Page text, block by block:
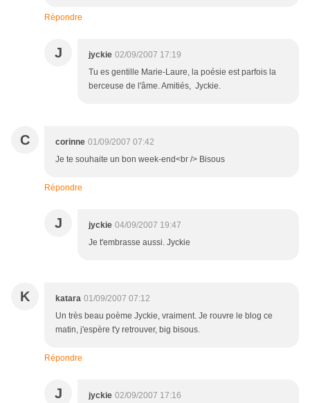
Répondre
J jyckie 02/09/2007 17:19
Tu es gentille Marie-Laure, la poésie est parfois la
berceuse de l'âme. Amitiés, Jyckie.
C corinne 01/09/2007 07:42
Je te souhaite un bon week-end<br /> Bisous
Répondre
J jyckie 04/09/2007 19:47
Je t'embrasse aussi. Jyckie
K katara 01/09/2007 07:12
Un très beau poème Jyckie, vraiment. Je rouvre le blog ce
matin, j'espère t'y retrouver, big bisous.
Répondre
J jyckie 02/09/2007 17:16